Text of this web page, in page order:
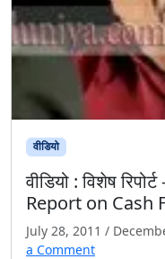
वीडियो
वीडियो : विशेष
Report on Cash
July 28, 2011 /
a Comment